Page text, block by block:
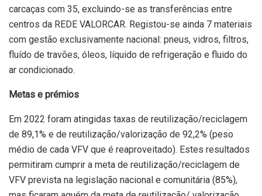
carcaças com 35, excluindo-se as transferências entre
centros da REDE VALORCAR. Registou-se ainda 7 materiais
com gestão exclusivamente nacional: pneus, vidros, filtros,
fluído de travões, óleos, líquido de refrigeração e fluido do
ar condicionado.
Metas e prémios
Em 2022 foram atingidas taxas de reutilização/reciclagem
de 89,1% e de reutilização/valorização de 92,2% (peso
médio de cada VFV que é reaproveitado). Estes resultados
permitiram cumprir a meta de reutilização/reciclagem de
VFV prevista na legislação nacional e comunitária (85%),